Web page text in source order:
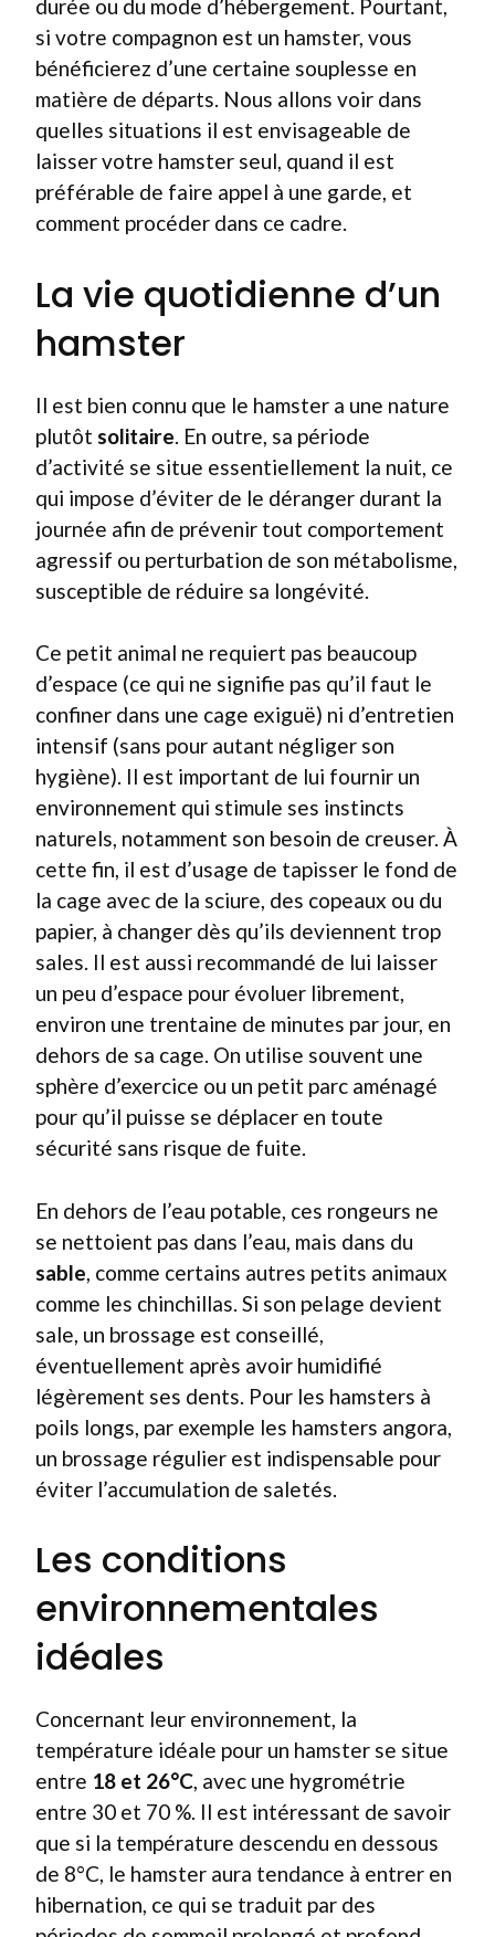
durée ou du mode d’hébergement. Pourtant,
si votre compagnon est un hamster, vous
bénéficierez d’une certaine souplesse en
matière de départs. Nous allons voir dans
quelles situations il est envisageable de
laisser votre hamster seul, quand il est
préférable de faire appel à une garde, et
comment procéder dans ce cadre.
La vie quotidienne d’un
hamster
Il est bien connu que le hamster a une nature
plutôt solitaire . En outre, sa période
d’activité se situe essentiellement la nuit, ce
qui impose d’éviter de le déranger durant la
journée afin de prévenir tout comportement
agressif ou perturbation de son métabolisme,
susceptible de réduire sa longévité.
Ce petit animal ne requiert pas beaucoup
d’espace (ce qui ne signifie pas qu’il faut le
confiner dans une cage exiguë) ni d’entretien
intensif (sans pour autant négliger son
hygiène). Il est important de lui fournir un
environnement qui stimule ses instincts
naturels, notamment son besoin de creuser. À
cette fin, il est d’usage de tapisser le fond de
la cage avec de la sciure, des copeaux ou du
papier, à changer dès qu’ils deviennent trop
sales. Il est aussi recommandé de lui laisser
un peu d’espace pour évoluer librement,
environ une trentaine de minutes par jour, en
dehors de sa cage. On utilise souvent une
sphère d’exercice ou un petit parc aménagé
pour qu’il puisse se déplacer en toute
sécurité sans risque de fuite.
En dehors de l’eau potable, ces rongeurs ne
se nettoient pas dans l’eau, mais dans du
sable , comme certains autres petits animaux
comme les chinchillas. Si son pelage devient
sale, un brossage est conseillé,
éventuellement après avoir humidifié
légèrement ses dents. Pour les hamsters à
poils longs, par exemple les hamsters angora,
un brossage régulier est indispensable pour
éviter l’accumulation de saletés.
Les conditions
environnementales
idéales
Concernant leur environnement, la
température idéale pour un hamster se situe
entre 18 et 26°C, avec une hygrométrie
entre 30 et 70 %. Il est intéressant de savoir
que si la température descendu en dessous
de 8°C, le hamster aura tendance à entrer en
hibernation, ce qui se traduit par des